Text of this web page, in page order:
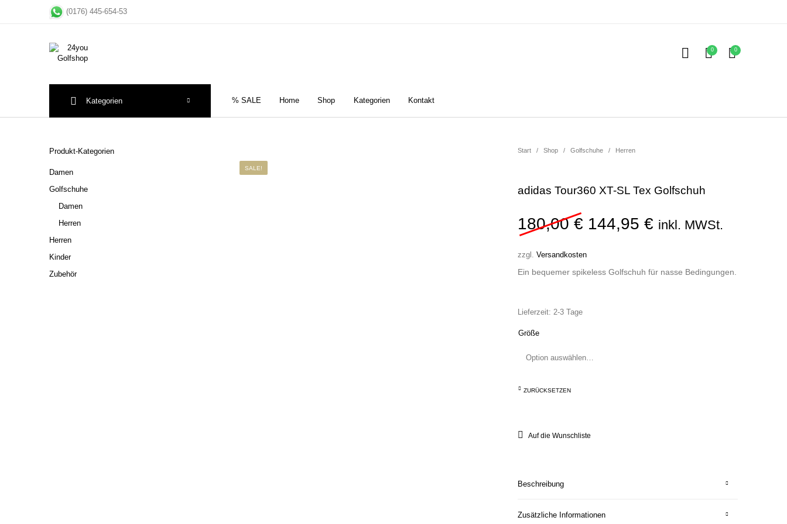
(0176) 445-654-53
0 0
% SALE Home Shop Kategorien Kontakt
Kategorien
Produkt-Kategorien
Damen
Golfschuhe
Damen
Herren
Herren
Kinder
Zubehör
SALE!
Start / Shop / Golfschuhe / Herren
adidas Tour360 XT-SL Tex Golfschuh
180,00€ Ursprünglicher Preis war:
144,95 € Aktueller Preis
inkl. MWSt.
zzgl. Versandkosten
Ein bequemer spikeless Golfschuh für nasse Bedingungen.
Lieferzeit: 2-3 Tage
Größe
ZURÜCKSETZEN
Auf die Wunschliste
Beschreibung
Zusätzliche Informationen